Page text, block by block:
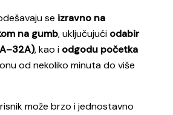
se izravno na
na gumb, uključujući odabir
, kao i odgodu početka
od nekoliko minuta do više
može brzo i jednostavno